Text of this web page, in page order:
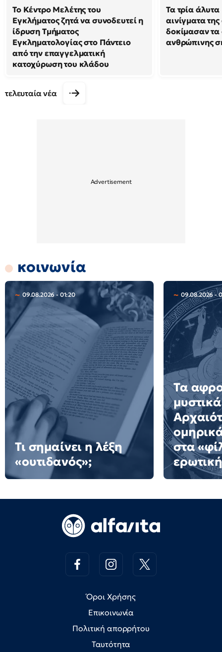
Το Κέντρο Μελέτης του
Εγκλήματος ζητά να συνοδευτεί η
ίδρυση Τμήματος
Εγκληματολογίας στο Πάντειο
από την επαγγελματική
κατοχύρωση του κλάδου
Τα τρία
αινίγματα
δοκίμασαν τα
ανθρώπινης
τελευταία νέα
κοινωνία
09.08.2026 - 01:20
Τι σημαίνει η λέξη
«ουτιδανός»;
09.08.2026 -
Τα
στα
Όροι Χρήσης
Επικοινωνία
Πολιτική απορρήτου
Ταυτότητα